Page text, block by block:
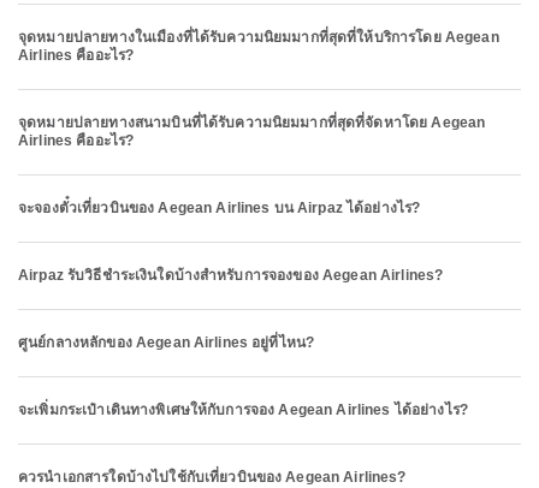
จุดหมายปลายทางในเมืองที่ได้รับความนิยมมากที่สุดที่ให้บริการโดย Aegean
Airlines คืออะไร?
จุดหมายปลายทางสนามบินที่ได้รับความนิยมมากที่สุดที่จัดหาโดย Aegean
Airlines คืออะไร?
จะจองตั๋วเที่ยวบินของ Aegean Airlines บน Airpaz ได้อย่างไร?
Airpaz รับวิธีชำระเงินใดบ้างสำหรับการจองของ Aegean Airlines?
ศูนย์กลางหลักของ Aegean Airlines อยู่ที่ไหน?
จะเพิ่มกระเป๋าเดินทางพิเศษให้กับการจอง Aegean Airlines ได้อย่างไร?
ควรนำเอกสารใดบ้างไปใช้กับเที่ยวบินของ Aegean Airlines?